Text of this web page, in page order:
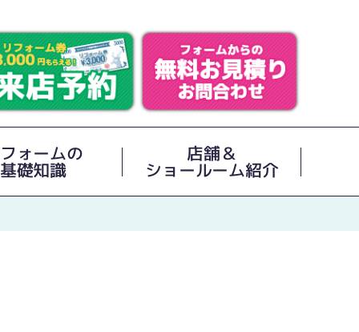
ォームの
基礎知識
店舗＆
ショールーム紹介